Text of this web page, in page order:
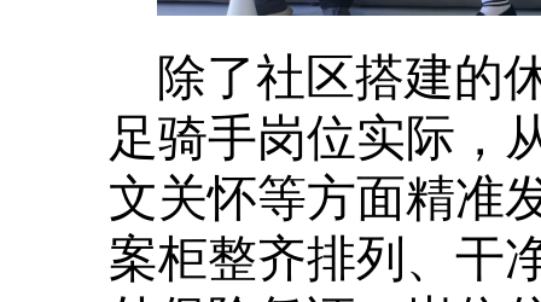
除了社区搭建的
足骑手岗位实际，
文关怀等方面精准
案柜整齐排列、干